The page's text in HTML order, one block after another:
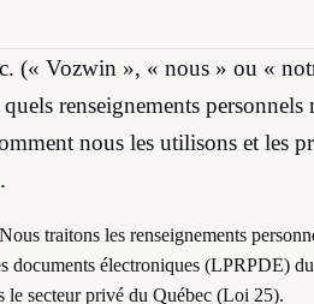
(« Vozwin », « nous » ou «
renseignements personnels
nous les utilisons et les
traitons les renseignements
documents électroniques (LPRPDE)
le secteur privé du Québec (Loi 25).